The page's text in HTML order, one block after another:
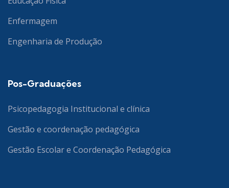
Enfermagem
Engenharia de Produção
Pos-Graduações
Psicopedagogia Institucional e clínica
Gestão e coordenação pedagógica
Gestão Escolar e Coordenação Pedagógica